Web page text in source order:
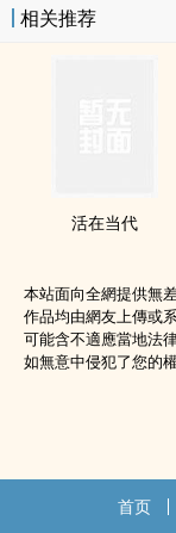
相关推荐
活在当代
本站面向全網提供無
作品均由網友上傳或
可能含不適應當地法
如無意中侵犯了您的
首页